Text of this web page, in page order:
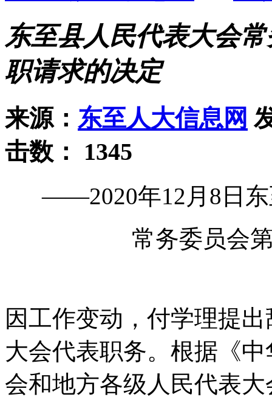
东至县人民代表大会
职请求的决定
来源： 东至人大信息网
击数： 1345
——2020年12月8日东
常务委员会
因工作变动，付学理提
大会代表职务。根据《
会和地方各级人民代表